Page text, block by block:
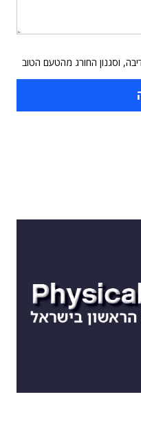
וסגנון החורג מהטעם הטוב